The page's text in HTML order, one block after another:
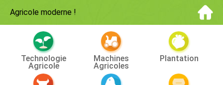
Agricole moderne !
Technologie
Agricole
Machines
Agricoles
Plantation